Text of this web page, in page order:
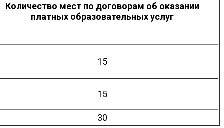
Количество мест по договорам об оказании
платных образовательных услуг
15
15
30